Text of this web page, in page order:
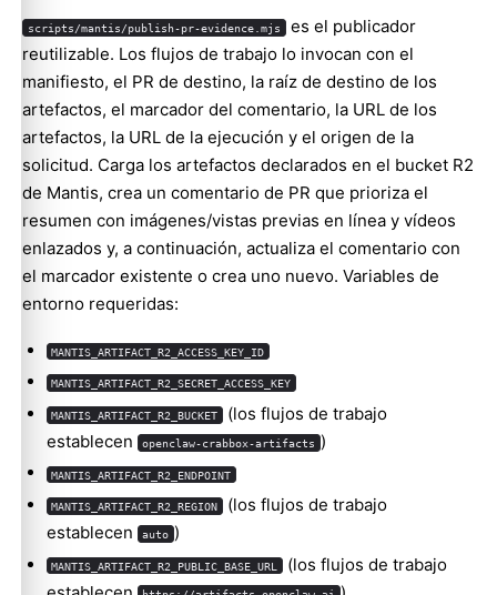
scripts/mantis/publish-pr-evidence.mjs es el publicador
reutilizable. Los flujos de trabajo lo invocan con el
manifiesto, el PR de destino, la raíz de destino de los
artefactos, el marcador del comentario, la URL de los
artefactos, la URL de la ejecución y el origen de la
solicitud. Carga los artefactos declarados en el bucket R2
de Mantis, crea un comentario de PR que prioriza el
resumen con imágenes/vistas previas en línea y vídeos
enlazados y, a continuación, actualiza el comentario con
el marcador existente o crea uno nuevo. Variables de
entorno requeridas:
MANTIS_ARTIFACT_R2_ACCESS_KEY_ID
MANTIS_ARTIFACT_R2_SECRET_ACCESS_KEY
MANTIS_ARTIFACT_R2_BUCKET
(los flujos de trabajo
establecen
openclaw-crabbox-artifacts )
MANTIS_ARTIFACT_R2_ENDPOINT
MANTIS_ARTIFACT_R2_REGION
(los flujos de trabajo
establecen
auto )
MANTIS_ARTIFACT_R2_PUBLIC_BASE_URL
(los flujos de trabajo